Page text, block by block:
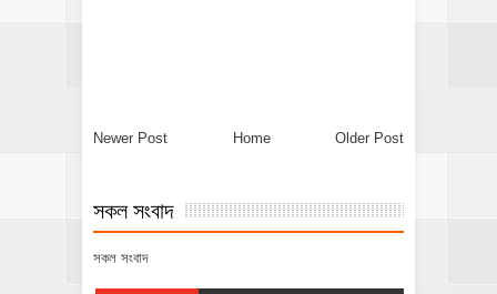
Newer Post Older Post
Home
সকল সংবাদ
সকল সংবাদ